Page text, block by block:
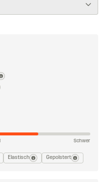
Schwer
Elastisch Gepolstert